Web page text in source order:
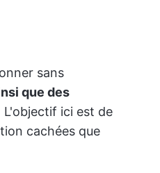
sans
que des
L'objectif ici est de
cachées que